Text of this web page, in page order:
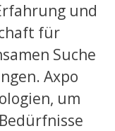
und
für
Suche
Axpo
um